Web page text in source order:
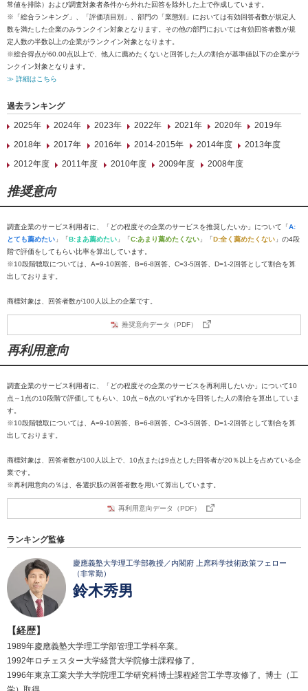
常値を排除）および調査対象者条件から外れた回答を除外した上で作成しています。
※「総合ランキング」、「評価項目別」、部門の「業態別」においては有効回答者数が規定人
数を満たした企業のみランクイン対象となります。その他の部門においては有効回答者数が規
定人数の半数以上の企業がランクイン対象となります。
※総合得点が60.00点以上で、他人に薦めたくないと回答した人の割合が基準値以下の企業がラ
ンクイン対象となります。
≫ 詳細はこちら
過去ランキング
2025年
2024年 2023年 2022年 2021年 2020年
2019年
2018年
2017年 2016年 2014-2015年 2014年度
2013年度
2012年度
2011年度 2010年度 2009年度 2008年度
推奨意向
調査企業のサービス利用者に、「どの程度その企業のサービスを推奨したいか」について「A:
とても薦めたい 」「B:まあ薦めたい 」「C:あまり薦めたくない 」「D:全く薦めたくない 」の4段
階で評価をしてもらい比率を算出しています。
※10段階聴取については、A=9-10回答、B=6-8回答、C=3-5回答、D=1-2回答として割合を算
出しております。
商標対象は、回答者数が100人以上の企業です。
推奨意向データ（PDF）
再利用意向
調査企業のサービス利用者に、「どの程度その企業のサービスを再利用したいか」について10
点～1点の10段階で評価してもらい、10点～6点のいずれかを回答した人の割合を算出していま
す。
※10段階聴取については、A=9-10回答、B=6-8回答、C=3-5回答、D=1-2回答として割合を算
出しております。
商標対象は、回答者数が100人以上で、10点または9点とした回答者が20％以上を占めている企
業です。
※再利用意向の％は、各選択肢の回答者数を用いて算出しています。
再利用意向データ（PDF）
ランキング監修
慶應義塾大学理工学部教授／内閣府 上席科学技術政策フェロー
（非常勤）
鈴木秀男
【経歴】
1989年慶應義塾大学理工学部管理工学科卒業。
1992年ロチェスター大学経営大学院修士課程修了。
1996年東京工業大学大学院理工学研究科博士課程経営工学専攻修了。博士（工